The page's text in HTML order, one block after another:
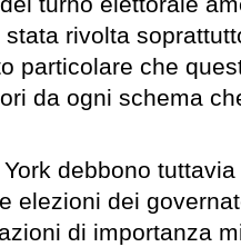
stata rivolta
particolare che
da ogni schema
debbono
elezioni dei
di importanza